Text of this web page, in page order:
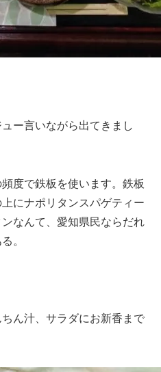
ー言いながら出てきまし
度で鉄板を使います。鉄板
にナポリタンスパゲティー
なんて、愛知県民ならだれ
。
ん汁、サラダにお新香まで